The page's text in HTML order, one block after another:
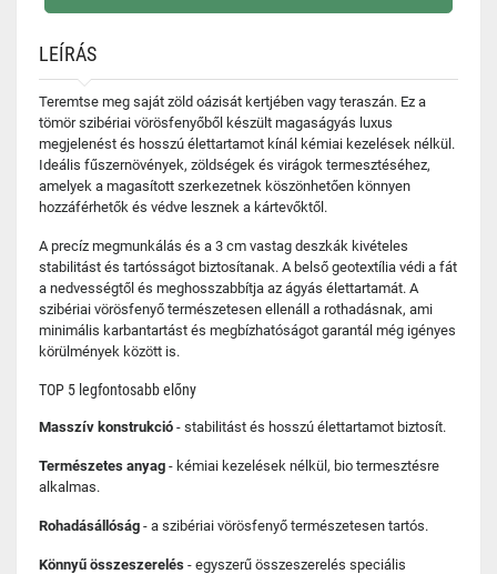
LEÍRÁS
Teremtse meg saját zöld oázisát kertjében vagy teraszán. Ez a
tömör szibériai vörösfenyőből készült magaságyás luxus
megjelenést és hosszú élettartamot kínál kémiai kezelések nélkül.
Ideális fűszernövények, zöldségek és virágok termesztéséhez,
amelyek a magasított szerkezetnek köszönhetően könnyen
hozzáférhetők és védve lesznek a kártevőktől.
A precíz megmunkálás és a 3 cm vastag deszkák kivételes
stabilitást és tartósságot biztosítanak. A belső geotextília védi a fát
a nedvességtől és meghosszabbítja az ágyás élettartamát. A
szibériai vörösfenyő természetesen ellenáll a rothadásnak, ami
minimális karbantartást és megbízhatóságot garantál még igényes
körülmények között is.
TOP 5 legfontosabb előny
Masszív konstrukció - stabilitást és hosszú élettartamot biztosít.
Természetes anyag - kémiai kezelések nélkül, bio termesztésre
alkalmas.
Rohadásállóság - a szibériai vörösfenyő természetesen tartós.
Könnyű összeszerelés - egyszerű összeszerelés speciális